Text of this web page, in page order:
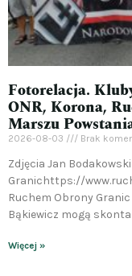
Fotorelacja.
ONR, Korona,
Marszu
2026-08-03 Brak
Zdjęcia Jan
Granichttps://
Ruchem Obrony
Bąkiewicz mogą
Więcej »